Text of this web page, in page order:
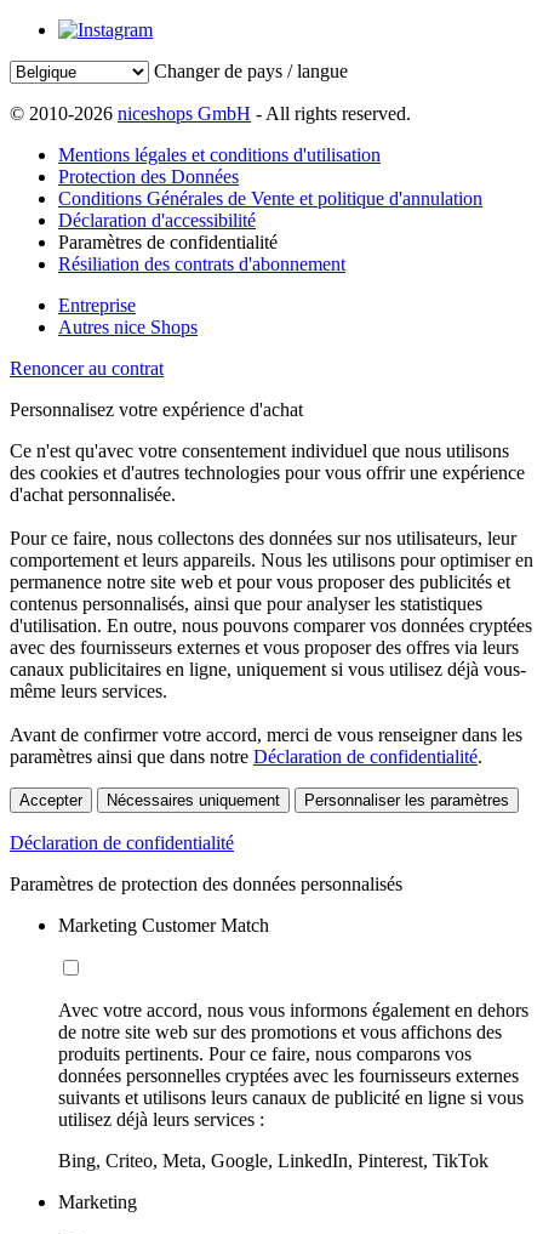
Changer de pays / langue
© 2010-2026 niceshops GmbH - All rights reserved.
Mentions légales et conditions d'utilisation
Protection des Données
Conditions Générales de Vente et politique d'annulation
Déclaration d'accessibilité
Paramètres de confidentialité
Résiliation des contrats d'abonnement
Entreprise
Autres nice Shops
Renoncer au contrat
Personnalisez votre expérience d'achat
Ce n'est qu'avec votre consentement individuel que nous utilisons
des cookies et d'autres technologies pour vous offrir une expérience
d'achat personnalisée.
Pour ce faire, nous collectons des données sur nos utilisateurs, leur
comportement et leurs appareils. Nous les utilisons pour optimiser en
permanence notre site web et pour vous proposer des publicités et
contenus personnalisés, ainsi que pour analyser les statistiques
d'utilisation. En outre, nous pouvons comparer vos données cryptées
avec des fournisseurs externes et vous proposer des offres via leurs
canaux publicitaires en ligne, uniquement si vous utilisez déjà vous-
même leurs services.
Avant de confirmer votre accord, merci de vous renseigner dans les
paramètres ainsi que dans notre Déclaration de confidentialité.
Accepter Nécessaires uniquement Personnaliser les paramètres
Déclaration de confidentialité
Paramètres de protection des données personnalisés
Marketing Customer Match
Avec votre accord, nous vous informons également en dehors
de notre site web sur des promotions et vous affichons des
produits pertinents. Pour ce faire, nous comparons vos
données personnelles cryptées avec les fournisseurs externes
suivants et utilisons leurs canaux de publicité en ligne si vous
utilisez déjà leurs services :
Bing, Criteo, Meta, Google, LinkedIn, Pinterest, TikTok
Marketing